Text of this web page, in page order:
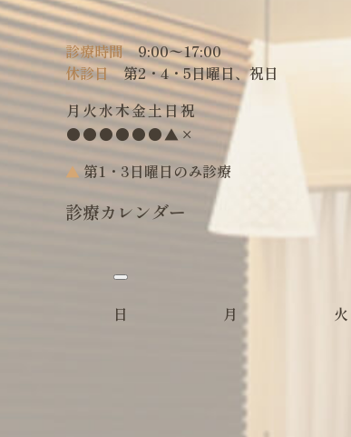
診療時間9:00〜17:00
休診日第2・4・5日曜日、祝日
月火水木金土日祝
●●●●●●▲ ×
▲ 第1・3日曜日のみ診療
診療カレンダー
日 月 火